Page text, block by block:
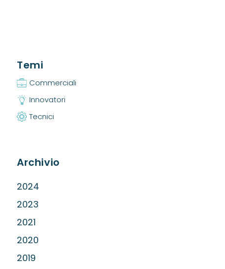
Temi
Commerciali
Innovatori
Tecnici
Archivio
2024
2023
2021
2020
2019